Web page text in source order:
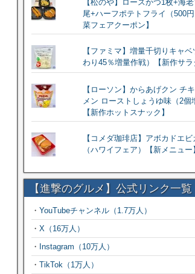
【松のや】ロースかつ1枚+海
尾+ハーフポテトフライ（500
菜フェアクーポン】
【ファミマ】増量千切りキャ
わり45％増量作戦）【新作サラ
【ローソン】からあげクン チ
メン ローストしょうゆ味（2個
【新作ホットスナック】
【コメダ珈琲店】アボカドエ
（ハワイフェア）【新メニュー
【進撃のグルメ】公式リンク一覧
・ YouTubeチャンネル（1.7万人）
・ X（16万人）
・ Instagram（10万人）
・ TikTok（1万人）